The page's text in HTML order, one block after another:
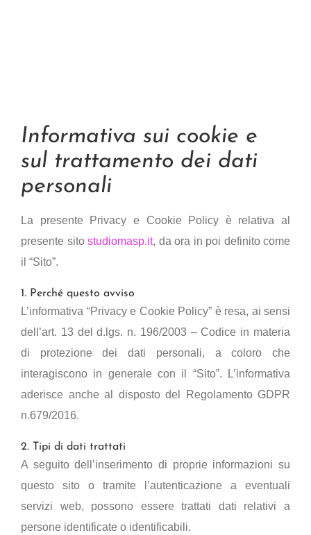
Informativa sui cookie e
sul trattamento dei dati
personali
La presente Privacy e Cookie Policy è relativa al
presente sito studiomasp.it, da ora in poi definito come
il “Sito”.
1. Perché questo avviso
L’informativa “Privacy e Cookie Policy” è resa, ai sensi
dell’art. 13 del d.lgs. n. 196/2003 – Codice in materia
di protezione dei dati personali, a coloro che
interagiscono in generale con il “Sito”. L’informativa
aderisce anche al disposto del Regolamento GDPR
n.679/2016.
2. Tipi di dati trattati
A seguito dell’inserimento di proprie informazioni su
questo sito o tramite l’autenticazione a eventuali
servizi web, possono essere trattati dati relativi a
persone identificate o identificabili.